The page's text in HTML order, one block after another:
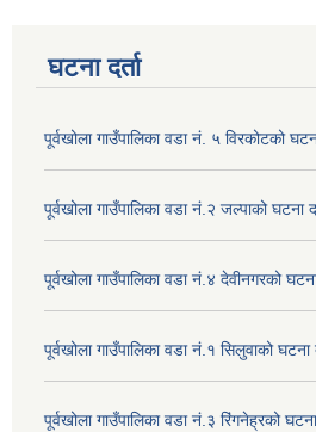
घटना दर्ता
पूर्वखोला गाउँपालिका वडा नं. ५ विरकोटको
पूर्वखोला गाउँपालिका वडा नं.२ जल्पाको घटना
पूर्वखोला गाउँपालिका वडा नं.४ देवीनगरको घटना
पूर्वखोला गाउँपालिका वडा नं.१ सिलुवाको घटना
पूर्वखोला गाउँपालिका वडा नं.३ रिंगनेह्रको घटना